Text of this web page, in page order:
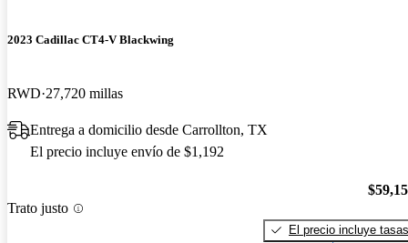
2023 Cadillac CT4-V Blackwing
RWD 27,720 millas
Entrega a domicilio desde Carrollton, TX
El precio incluye envío de $1,192
Trato justo
El precio incluye tasas